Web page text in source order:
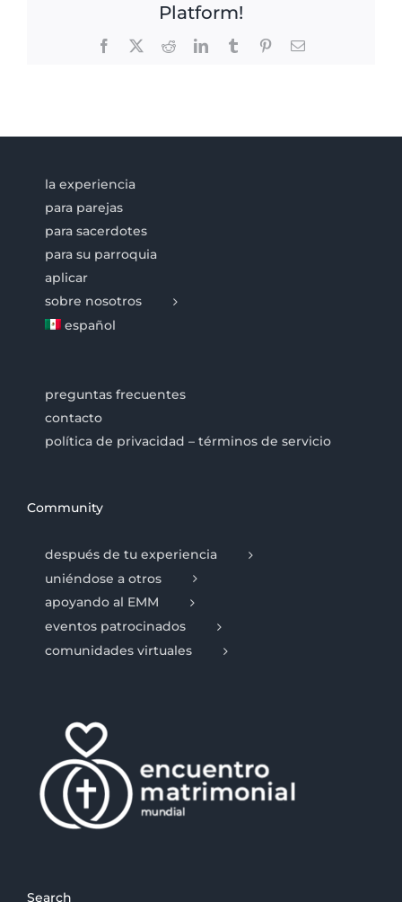
Platform!
Facebook RedditLinkedInTumblr PinterestEmail
la experiencia
para parejas
para sacerdotes
para su parroquia
aplicar
sobre nosotros
español
preguntas frecuentes
contacto
política de privacidad – términos de servicio
Community
después de tu experiencia
uniéndose a otros
apoyando al EMM
eventos patrocinados
comunidades virtuales
Search